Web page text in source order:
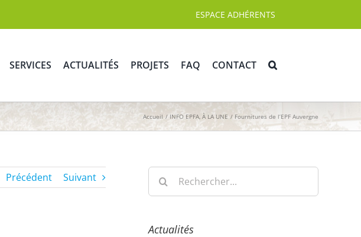
ESPACE ADHÉRENTS
SERVICES ACTUALITÉS PROJETS FAQ CONTACT
Accueil INFO EPFA À LA UNE Fournitures de l’EPF Auvergne
Précédent Suivant Rechercher:
Actualités